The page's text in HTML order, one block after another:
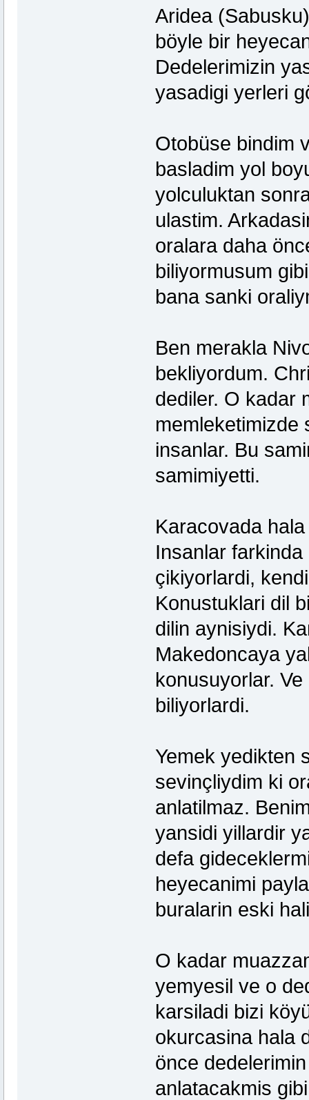
Aridea
böyle bir
Dedelerimizin
yasadigi yerleri
Otobüse bindim
basladim yol
yolculuktan
ulastim.
oralara daha
biliyormusum
bana sanki
Ben merakla
bekliyordum.
dediler. O kadar
memleketimizde
insanlar. Bu
samimiyetti.
Karacovada
Insanlar
çikiyorlardi,
Konustuklari dil
dilin aynisiydi.
Makedoncaya
konusuyorlar.
biliyorlardi.
Yemek yedikten
sevinçliydim ki
anlatilmaz.
yansidi yillardir
defa
heyecanimi
buralarin eski
O kadar
yemyesil ve o
karsiladi bizi
okurcasina hala
önce
anlatacakmis